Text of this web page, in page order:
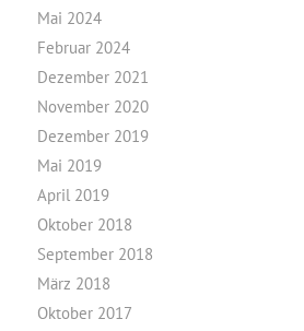
Mai 2024
Februar 2024
Dezember 2021
November 2020
Dezember 2019
Mai 2019
April 2019
Oktober 2018
September 2018
März 2018
Oktober 2017